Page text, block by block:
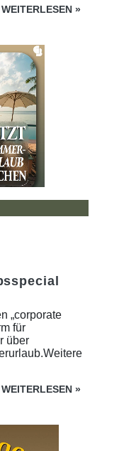
WEITERLESEN »
„corporate
für
über
WEITERLESEN »